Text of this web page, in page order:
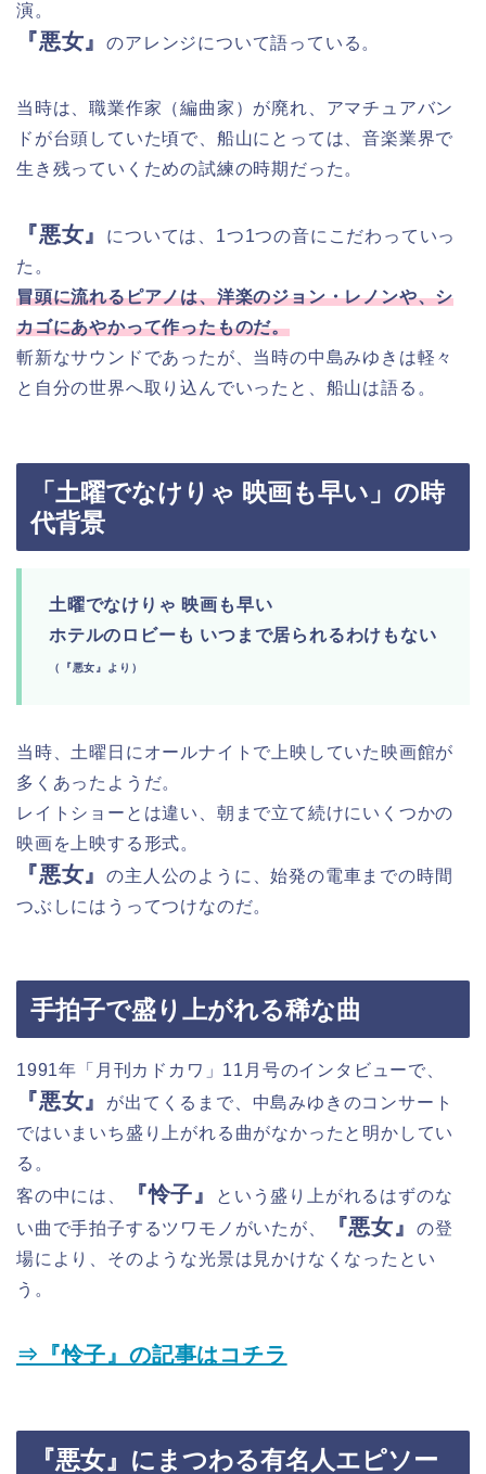
演。
『悪女』のアレンジについて語っている。
当時は、職業作家（編曲家）が廃れ、アマチュアバン
ドが台頭していた頃で、船山にとっては、音楽業界で
生き残っていくための試練の時期だった。
『悪女』
については、1つ1つの音にこだわっていっ
た。
冒頭に流れるピアノは、洋楽のジョン・レノンや、シ
カゴにあやかって作ったものだ。
斬新なサウンドであったが、当時の中島みゆきは軽々
と自分の世界へ取り込んでいったと、船山は語る。
「土曜でなけりゃ 映画も早い」の時
代背景
土曜でなけりゃ 映画も早い
ホテルのロビーも いつまで居られるわけもない
（『悪女』より）
当時、土曜日にオールナイトで上映していた映画館が
多くあったようだ。
レイトショーとは違い、朝まで立て続けにいくつかの
映画を上映する形式。
『悪女』の主人公のように、始発の電車までの時間
つぶしにはうってつけなのだ。
手拍子で盛り上がれる稀な曲
1991年「月刊カドカワ」11月号のインタビューで、
『悪女』
が出てくるまで、中島みゆきのコンサート
ではいまいち盛り上がれる曲がなかったと明かしてい
る。
客の中には、
『怜子』
という盛り上がれるはずのな
い曲で手拍子するツワモノがいたが、
『悪女』
の登
場により、そのような光景は見かけなくなったとい
う。
⇒『怜子』の記事はコチラ
『悪女』にまつわる有名人エピソー